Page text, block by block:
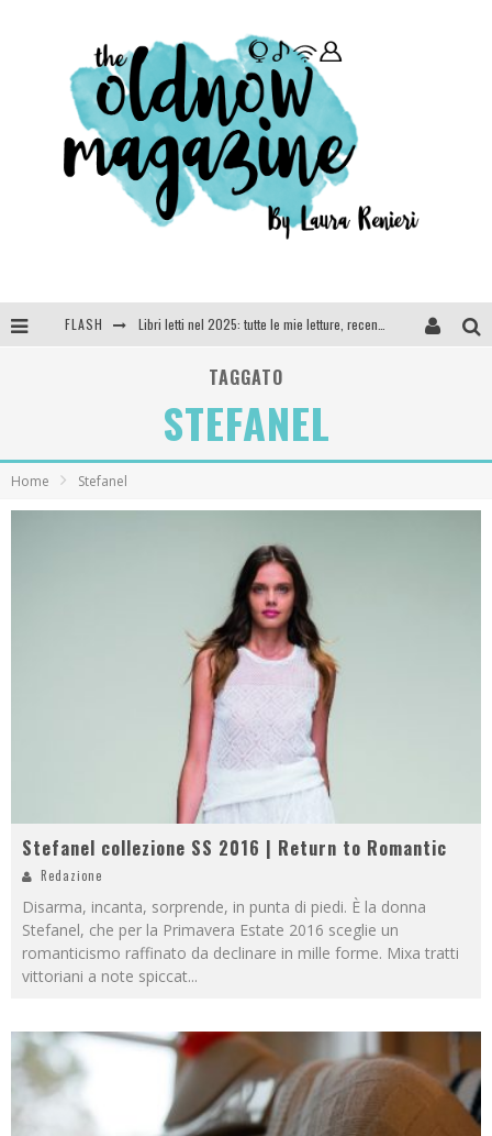
FLASH
SEE YOU AT 5 | Chanel
Libri letti nel 2025: tutte le mie letture, recensioni e giudizi
TAGGATO
STEFANEL
Home Stefanel
Stefanel collezione SS 2016 | Return to Romantic
Redazione
Disarma, incanta, sorprende, in punta di piedi. È la donna
Stefanel, che per la Primavera Estate 2016 sceglie un
romanticismo raffinato da declinare in mille forme. Mixa tratti
vittoriani a note spiccat...